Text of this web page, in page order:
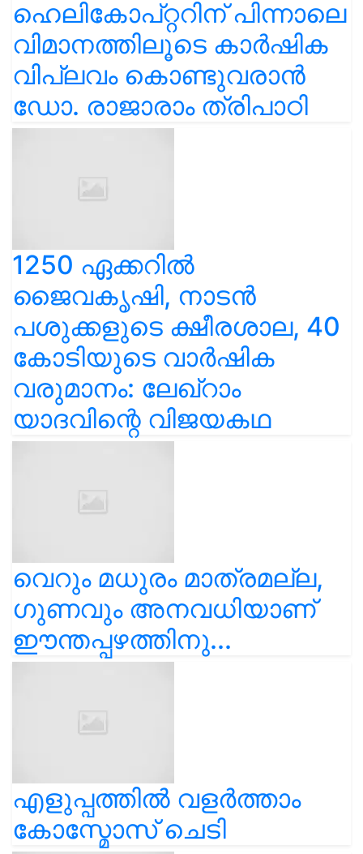
ഹെലികോപ്റ്ററിന് പിന്നാലെ
വിമാനത്തിലൂടെ കാർഷിക
വിപ്ലവം കൊണ്ടുവരാൻ
ഡോ. രാജാരാം ത്രിപാഠി
1250 ഏക്കറിൽ
ജൈവകൃഷി, നാടൻ
പശുക്കളുടെ ക്ഷീരശാല, 40
കോടിയുടെ വാർഷിക
വരുമാനം: ലേഖ്‌റാം
യാദവിന്റെ വിജയകഥ
വെറും മധുരം മാത്രമല്ല,
ഗുണവും അനവധിയാണ്
ഈന്തപ്പഴത്തിനു...
എളുപ്പത്തിൽ വളർത്താം
കോസ്മോസ് ചെടി